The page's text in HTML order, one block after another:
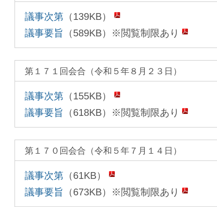
議事次第 （139KB）
議事要旨 （589KB）※閲覧制限あり
第１７１回会合（令和５年８月２３日）
議事次第 （155KB）
議事要旨 （618KB）※閲覧制限あり
第１７０回会合（令和５年７月１４日）
議事次第 （61KB）
議事要旨 （673KB）※閲覧制限あり